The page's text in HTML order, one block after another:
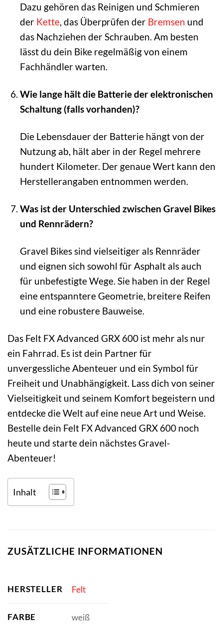
Dazu gehören das Reinigen und Schmieren
der Kette, das Überprüfen der Bremsen und
das Nachziehen der Schrauben. Am besten
lässt du dein Bike regelmäßig von einem
Fachhändler warten.
Wie lange hält die Batterie der elektronischen
Schaltung (falls vorhanden)?
Die Lebensdauer der Batterie hängt von der
Nutzung ab, hält aber in der Regel mehrere
hundert Kilometer. Der genaue Wert kann den
Herstellerangaben entnommen werden.
Was ist der Unterschied zwischen Gravel Bikes
und Rennrädern?
Gravel Bikes sind vielseitiger als Rennräder
und eignen sich sowohl für Asphalt als auch
für unbefestigte Wege. Sie haben in der Regel
eine entspanntere Geometrie, breitere Reifen
und eine robustere Bauweise.
Das Felt FX Advanced GRX 600 ist mehr als nur
ein Fahrrad. Es ist dein Partner für
unvergessliche Abenteuer und ein Symbol für
Freiheit und Unabhängigkeit. Lass dich von seiner
Vielseitigkeit und seinem Komfort begeistern und
entdecke die Welt auf eine neue Art und Weise.
Bestelle dein Felt FX Advanced GRX 600 noch
heute und starte dein nächstes Gravel-
Abenteuer!
Inhalt
ZUSÄTZLICHE INFORMATIONEN
HERSTELLER Felt
FARBE weiß